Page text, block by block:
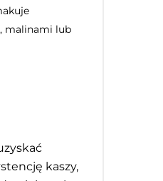
malinami lub
kaszy,